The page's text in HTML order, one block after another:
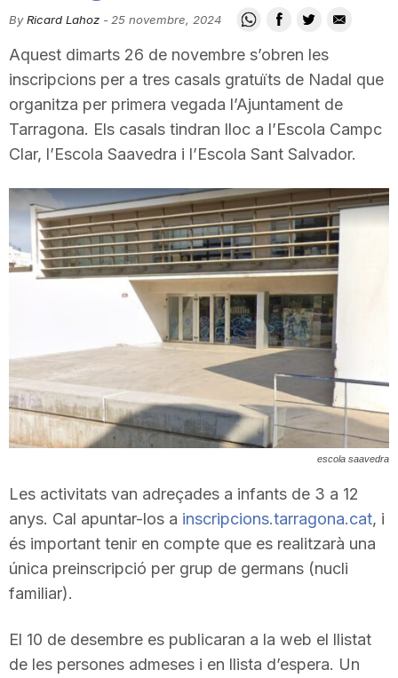
i
u
t
a
e
T
r
a
By Ricard Lahoz - 25 novembre, 2024
Aquest dimarts 26 de novembre s’obren les
inscripcions per a tres casals gratuïts de Nadal que
organitza per primera vegada l’Ajuntament de
Tarragona. Els casals tindran lloc a l’Escola Campc
Clar, l’Escola Saavedra i l’Escola Sant Salvador.
escola saavedra
Les activitats van adreçades a infants de 3 a 12
anys. Cal apuntar-los a inscripcions.tarragona.cat, i
és important tenir en compte que es realitzarà una
única preinscripció per grup de germans (nucli
familiar).
El 10 de desembre es publicaran a la web el llistat
de les persones admeses i en llista d’espera. Un